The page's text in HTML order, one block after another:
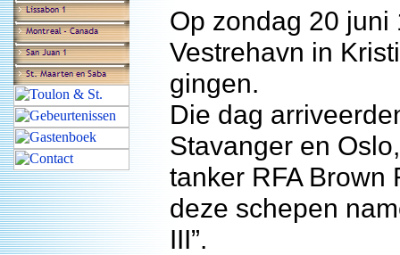
Op zondag 20
Vestrehavn in
gingen.
Die dag
Stavanger en
tanker RFA Brown
deze schepen
III”.